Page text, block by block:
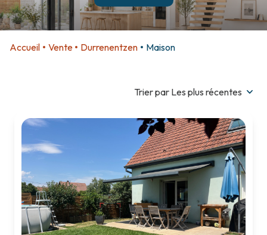
ventes
locations
mail
notre
contact
Accueil Vente Durrenentzen Maison
Trier par Les plus récentes